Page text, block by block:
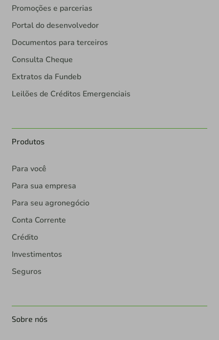
Promoções e parcerias
Portal do desenvolvedor
Documentos para terceiros
Consulta Cheque
Extratos da Fundeb
Leilões de Créditos Emergenciais
Produtos
Para você
Para sua empresa
Para seu agronegócio
Conta Corrente
Crédito
Investimentos
Seguros
Sobre nós